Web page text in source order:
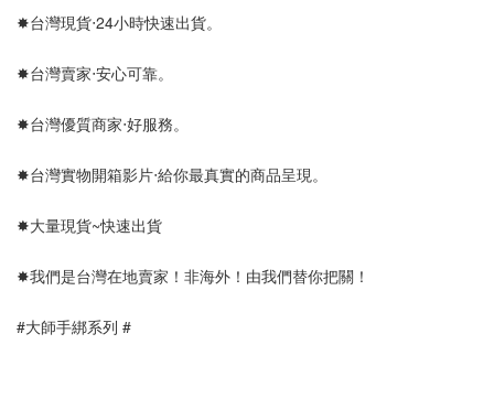
✸台灣現貨‧24小時快速出貨。
✸台灣賣家‧安心可靠。
✸台灣優質商家‧好服務。
✸台灣實物開箱影片‧給你最真實的商品呈現。
✸大量現貨~快速出貨
✸我們是台灣在地賣家！非海外！由我們替你把關！
#大師手綁系列 #